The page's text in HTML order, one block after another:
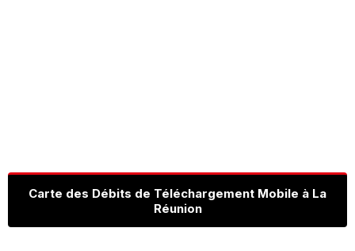
Carte des Débits de Téléchargement Mobile à La
Réunion